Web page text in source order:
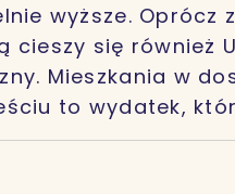
wyższe. Oprócz
cieszy się również
Mieszkania w
to wydatek,